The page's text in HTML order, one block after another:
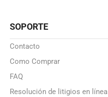
SOPORTE
Contacto
Como Comprar
FAQ
Resolución de litigios en línea